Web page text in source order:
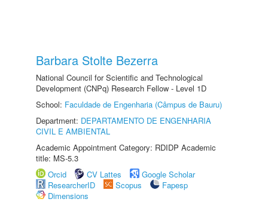
Barbara Stolte Bezerra
National Council for Scientific and Technological
Development (CNPq) Research Fellow - Level 1D
School: Faculdade de Engenharia (Câmpus de Bauru)
Department: DEPARTAMENTO DE ENGENHARIA
CIVIL E AMBIENTAL
Academic Appointment Category: RDIDP Academic
title: MS-5.3
Orcid
CV Lattes
Google Scholar
ResearcherID
Scopus
Fapesp
Dimensions